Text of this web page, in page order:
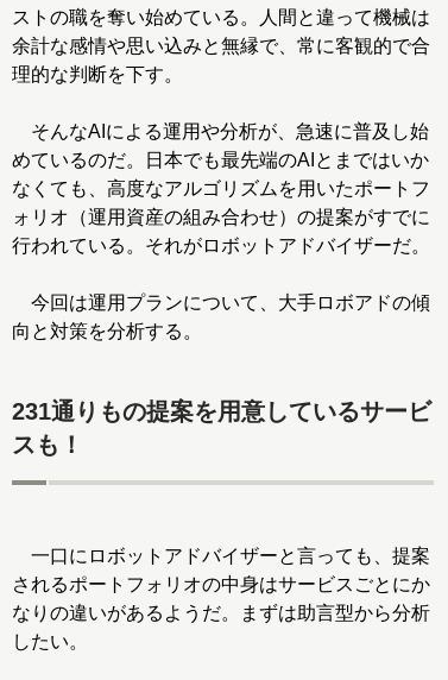
ストの職を奪い始めている。人間と違って機械は
余計な感情や思い込みと無縁で、常に客観的で合
理的な判断を下す。
そんなAIによる運用や分析が、急速に普及し始
めているのだ。日本でも最先端のAIとまではいか
なくても、高度なアルゴリズムを用いたポートフ
ォリオ（運用資産の組み合わせ）の提案がすでに
行われている。それがロボットアドバイザーだ。
今回は運用プランについて、大手ロボアドの傾
向と対策を分析する。
231通りもの提案を用意しているサービ
スも！
一口にロボットアドバイザーと言っても、提案
されるポートフォリオの中身はサービスごとにか
なりの違いがあるようだ。まずは助言型から分析
したい。